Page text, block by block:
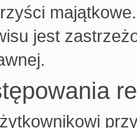
majątkowe.
jest